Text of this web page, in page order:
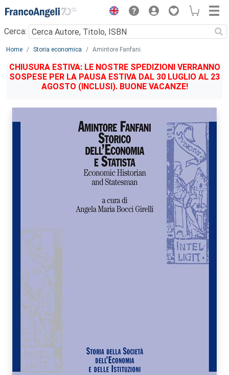
Menu
Cerca:
Main content
Home Storia economica Amintore Fanfani.
CHIUSURA ESTIVA: LE NOSTRE SPEDIZIONI VERRANNO
SOSPESE PER LA PAUSA ESTIVA DAL 30 LUGLIO AL 23
AGOSTO (INCLUSI). BUONE VACANZE!